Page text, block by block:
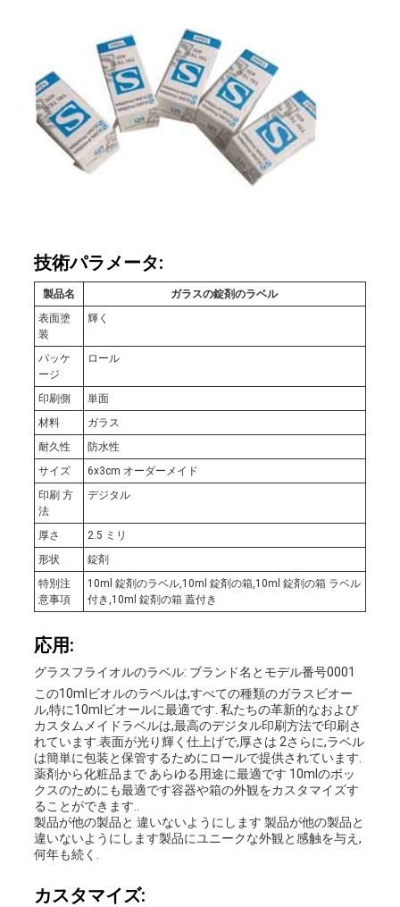
技術パラメータ:
製品名
ガラスの錠剤のラベル
表面塗
装
輝く
パッケ
ージ
ロール
印刷側
単面
材料
ガラス
耐久性
防水性
サイズ
6x3cm オーダーメイド
印刷 方
法
デジタル
厚さ
2.5 ミリ
形状
錠剤
特別注
意事項
10ml 錠剤のラベル,10ml 錠剤の箱,10ml 錠剤の箱 ラベル
付き,10ml 錠剤の箱 蓋付き
応用:
グラスフライオルのラベル: ブランド名とモデル番号0001
この10mlビオルのラベルは,すべての種類のガラスビオー
ル,特に10mlビオールに最適です. 私たちの革新的なおよび
カスタムメイドラベルは,最高のデジタル印刷方法で印刷さ
れています.表面が光り輝く仕上げで,厚さは 2さらに,ラベル
は簡単に包装と保管するためにロールで提供されています.
薬剤から化粧品まで あらゆる用途に最適です 10mlのボッ
クスのためにも最適です容器や箱の外観をカスタマイズす
ることができます..
製品が他の製品と 違いないようにします 製品が他の製品と
違いないようにします製品にユニークな外観と感触を与え,
何年も続く.
カスタマイズ: